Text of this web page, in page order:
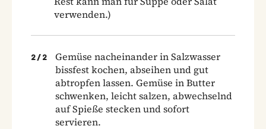
verwenden.)
2 / 2
Gemüse nacheinander in Salzwasser
bissfest kochen, abseihen und gut
abtropfen lassen. Gemüse in Butter
schwenken, leicht salzen, abwechselnd
auf Spieße stecken und sofort
servieren.